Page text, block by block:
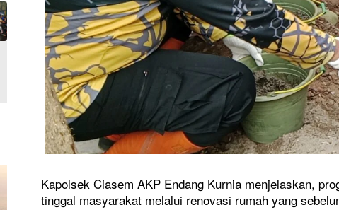
Kapolsek Ciasem AKP Endang Kurnia menjelaskan,
tinggal masyarakat melalui renovasi rumah yang